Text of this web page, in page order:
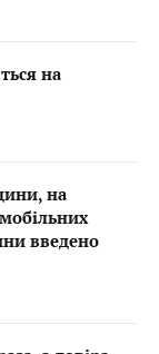
на
на
введено